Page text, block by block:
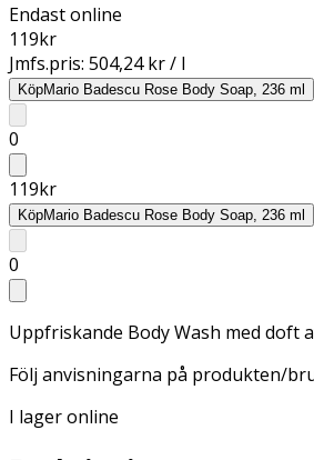
Endast online
119kr
Jmfs.pris: 504,24 kr / l
KöpMario Badescu Rose Body Soap, 236 ml
0
119kr
KöpMario Badescu Rose Body Soap, 236 ml
0
Uppfriskande Body Wash med doft
Följ anvisningarna på produkten/
I lager online